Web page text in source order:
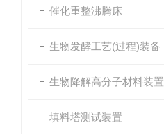
催化重整沸腾床
生物发酵工艺(过程)装备
生物降解高分子材料装置
填料塔测试装置